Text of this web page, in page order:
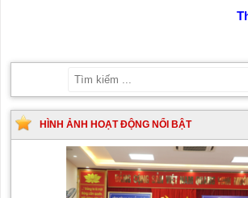
HÌNH ẢNH HOẠT ĐỘNG NỔI BẬT